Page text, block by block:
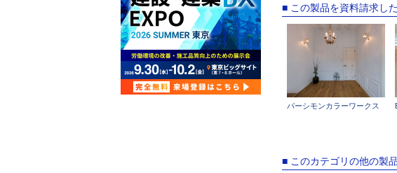
■ この製品を資料請求し
パーシモンカラーワークス
■ このカテゴリの他の製品